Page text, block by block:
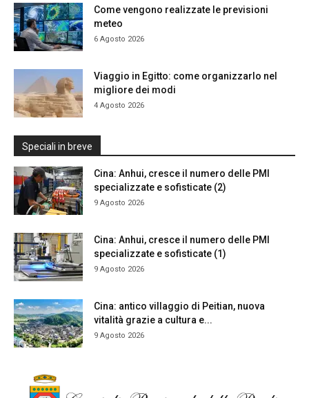
Come vengono realizzate le previsioni
meteo
6 Agosto 2026
Viaggio in Egitto: come organizzarlo nel
migliore dei modi
4 Agosto 2026
Speciali in breve
Cina: Anhui, cresce il numero delle PMI
specializzate e sofisticate (2)
9 Agosto 2026
Cina: Anhui, cresce il numero delle PMI
specializzate e sofisticate (1)
9 Agosto 2026
Cina: antico villaggio di Peitian, nuova
vitalità grazie a cultura e...
9 Agosto 2026